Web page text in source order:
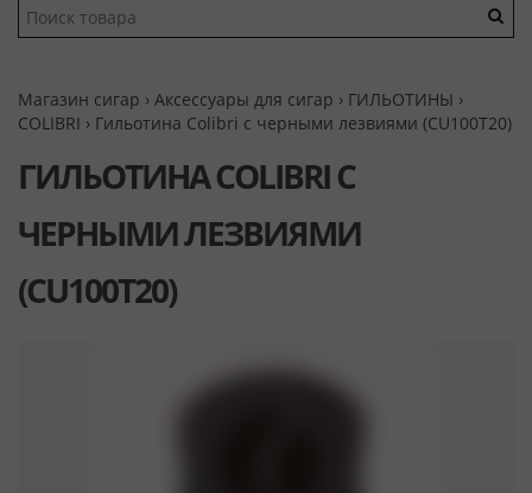
Магазин сигар › Аксессуары для сигар › ГИЛЬОТИНЫ ›
COLIBRI › Гильотина Colibri с черными лезвиями (CU100T20)
ГИЛЬОТИНА COLIBRI С
ЧЕРНЫМИ ЛЕЗВИЯМИ
(CU100T20)